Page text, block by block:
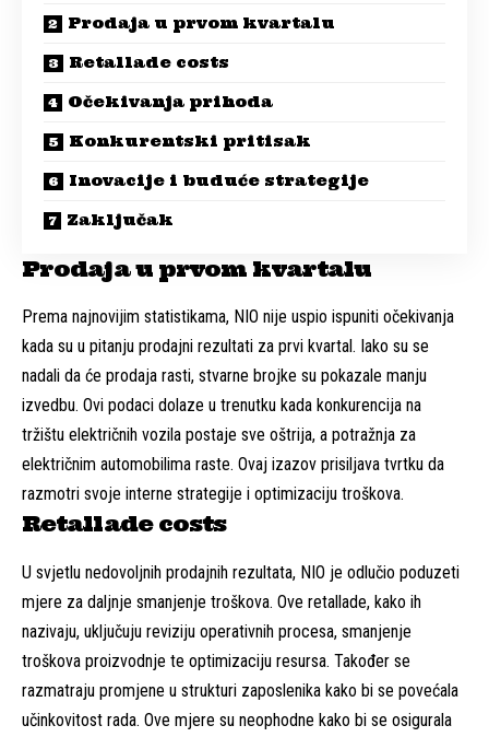
Prodaja u prvom kvartalu
Retallade costs
Očekivanja prihoda
Konkurentski pritisak
Inovacije i buduće strategije
Zaključak
Prodaja u prvom kvartalu
Prema najnovijim statistikama, NIO nije uspio ispuniti očekivanja
kada su u pitanju prodajni rezultati za prvi kvartal. Iako su se
nadali da će prodaja rasti, stvarne brojke su pokazale manju
izvedbu. Ovi podaci dolaze u trenutku kada konkurencija na
tržištu električnih vozila postaje sve oštrija, a potražnja za
električnim automobilima raste. Ovaj izazov prisiljava tvrtku da
razmotri svoje interne strategije i optimizaciju troškova.
Retallade costs
U svjetlu nedovoljnih prodajnih rezultata, NIO je odlučio poduzeti
mjere za daljnje smanjenje troškova. Ove retallade, kako ih
nazivaju, uključuju reviziju operativnih procesa, smanjenje
troškova proizvodnje te optimizaciju resursa. Također se
razmatraju promjene u strukturi zaposlenika kako bi se povećala
učinkovitost rada. Ove mjere su neophodne kako bi se osigurala